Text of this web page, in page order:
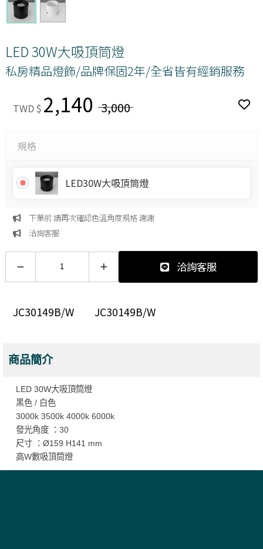
LED 30W大吸頂筒燈
私房精品燈飾/品牌保固2年/全省皆有經銷服務
TWD $ 2,140 3,000
規格
LED30W大吸頂筒燈
下單前 請再次確認色溫角度規格 謝謝
洽詢客服
洽詢客服
JC30149B/W JC30149B/W
商品簡介
LED 30W大吸頂筒燈
黑色 / 白色
3000k 3500k 4000k 6000k
發光角度 ：30
尺寸 ：Ø159 H141 mm
高W數吸頂筒燈